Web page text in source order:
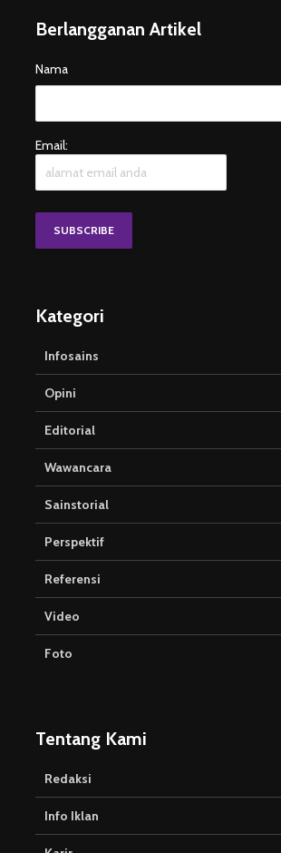
Berlangganan Artikel
Nama
Email:
Kategori
Infosains
Opini
Editorial
Wawancara
Sainstorial
Perspektif
Referensi
Video
Foto
Tentang Kami
Redaksi
Info Iklan